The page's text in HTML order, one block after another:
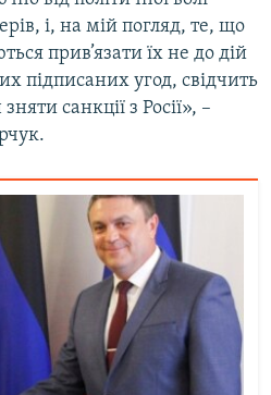
і, на мій погляд, те, що
прив’язати їх не до дій
підписаних угод, свідчить
санкції з Росії», –